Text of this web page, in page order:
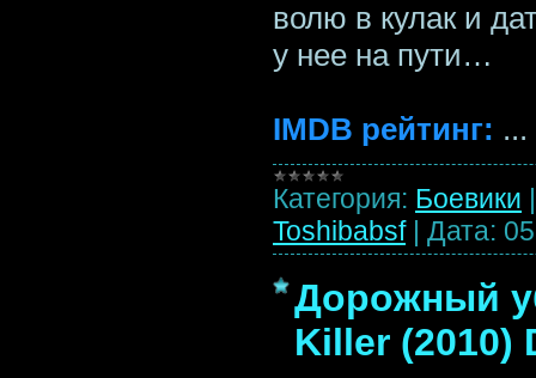
волю в кулак и
у нее на пути…
IMDB рейтинг: ...
Категория: Боевики
Toshibabsf | Дата:
Дорожный
Killer (2010)